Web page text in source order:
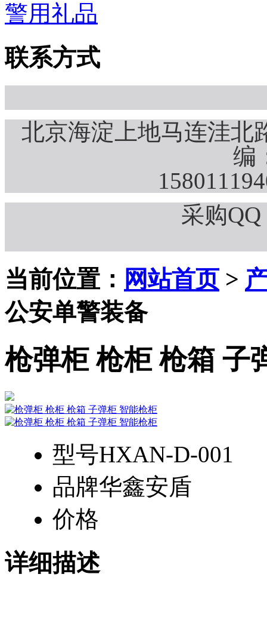
警用礼品
联系方式
北京海淀上地马连洼北
编
采购QQ
当前位置： 网站首页>
公安单警装备
枪弹柜 枪柜 枪箱 子
型号HXAN-D-001
品牌华鑫安盾
价格
详细描述